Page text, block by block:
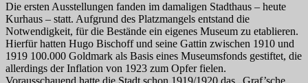
Die ersten Ausstellungen fanden im damaligen Stadthaus – heute
Kurhaus – statt. Aufgrund des Platzmangels entstand die
Notwendigkeit, für die Bestände ein eigenes Museum zu etablieren.
Hierfür hatten Hugo Bischoff und seine Gattin zwischen 1910 und
1919 100.000 Goldmark als Basis eines Museumsfonds gestiftet, die
allerdings der Inflation von 1923 zum Opfer fielen.
Vorausschauend hatte die Stadt schon 1919/1920 das „Graf’sche